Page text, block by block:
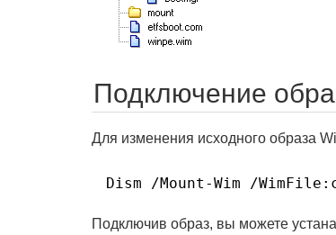
Подключение
Для изменения исходного образа
Dism /Mount-Wim /
Подключив образ, вы можете